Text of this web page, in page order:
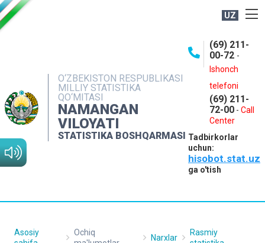
UZ
O‘ZBEKISTON RESPUBLIKASI
MILLIY STATISTIKA
QO‘MITASI
NAMANGAN
VILOYATI
STATISTIKA BOSHQARMASI
(69) 211-
00-72 -
Ishonch
telefoni
(69) 211-
72-00 - Call
Center
Tadbirkorlar
uchun:
hisobot.stat.uz
ga o'tish
NASHRLAR
INTERAKTIV XIZMATLAR
MATBUOT XIZMATI
MUROJAATLAR
Asosiy
Ochiq
Narxlar
Rasmiy